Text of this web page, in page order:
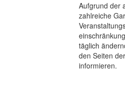
Aufgrund der
zahlreiche
täglich
den Seiten
informieren.